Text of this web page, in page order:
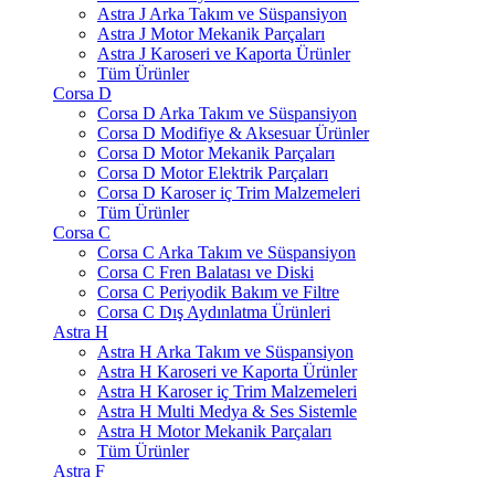
Astra J Arka Takım ve Süspansiyon
Astra J Motor Mekanik Parçaları
Astra J Karoseri ve Kaporta Ürünler
Tüm Ürünler
Corsa D
Corsa D Arka Takım ve Süspansiyon
Corsa D Modifiye & Aksesuar Ürünler
Corsa D Motor Mekanik Parçaları
Corsa D Motor Elektrik Parçaları
Corsa D Karoser iç Trim Malzemeleri
Tüm Ürünler
Corsa C
Corsa C Arka Takım ve Süspansiyon
Corsa C Fren Balatası ve Diski
Corsa C Periyodik Bakım ve Filtre
Corsa C Dış Aydınlatma Ürünleri
Astra H
Astra H Arka Takım ve Süspansiyon
Astra H Karoseri ve Kaporta Ürünler
Astra H Karoser iç Trim Malzemeleri
Astra H Multi Medya & Ses Sistemle
Astra H Motor Mekanik Parçaları
Tüm Ürünler
Astra F